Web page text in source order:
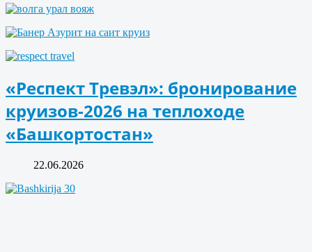
«Респект Тревэл»: бронирование
круизов-2026 на теплоходе
«Башкортостан»
22.06.2026